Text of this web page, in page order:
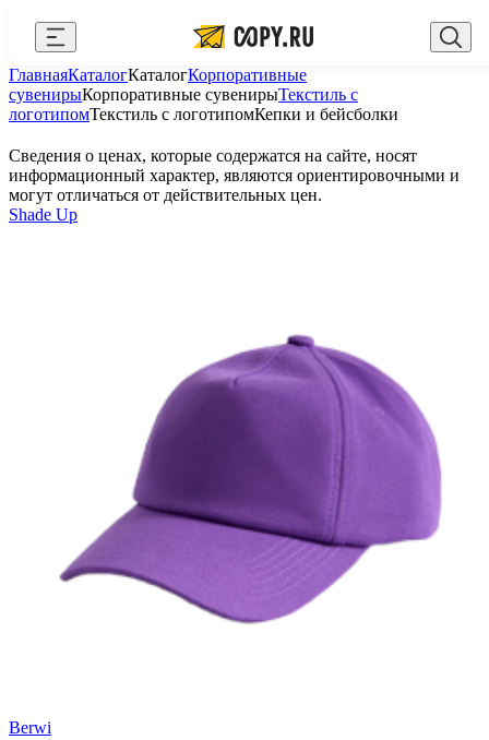
Выберите город
AI Copy.ru
API и интеграции
Сувениры с логотипом
Для бизнеса
Генератор QR-кодов
Публичная оферта
Клуб привилегий
О компании
Написать директору
Франшиза
Закрыть
ГлавнаяКаталогКаталогКорпоративные
сувенирыКорпоративные сувенирыТекстиль с
логотипомТекстиль с логотипомКепки и бейсболки
Сведения о ценах, которые содержатся на сайте, носят
информационный характер, являются ориентировочными и
могут отличаться от действительных цен.
Shade Up
Berwi